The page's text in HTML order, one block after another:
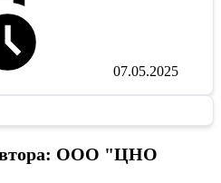
07.05.2025
ООО "ЦНО